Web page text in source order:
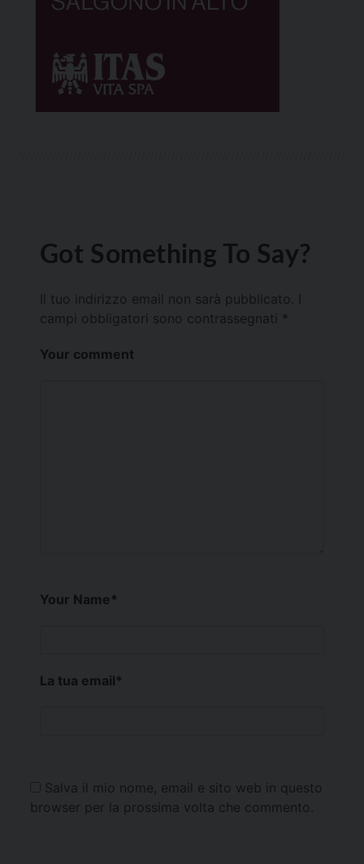
Got Something To Say?
Il tuo indirizzo email non sarà pubblicato.
campi obbligatori sono contrassegnati *
Your comment
Your Name*
La tua email*
Salva il mio nome, email e sito web in questo
browser per la prossima volta che commento.